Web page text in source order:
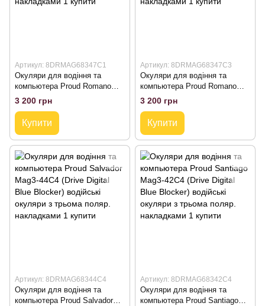
Артикул: 8DRMAG68347C1
Окуляри для водіння та
компьютера Proud Romano
Mag3-47С1 (Drive Digital Blue
Blocker) водійські окуляри з
трьома поляр. накладками
3 200 грн
Купити
Артикул: 8DRMAG68347C3
Окуляри для водіння та
компьютера Proud Romano
Mag3-47С3 (Drive Digital Blue
Blocker) водійські окуляри з
трьома поляр. накладками
3 200 грн
Купити
Артикул: 8DRMAG68344C4
Окуляри для водіння та
компьютера Proud Salvador
Артикул: 8DRMAG68342C4
Окуляри для водіння та
компьютера Proud Santiago